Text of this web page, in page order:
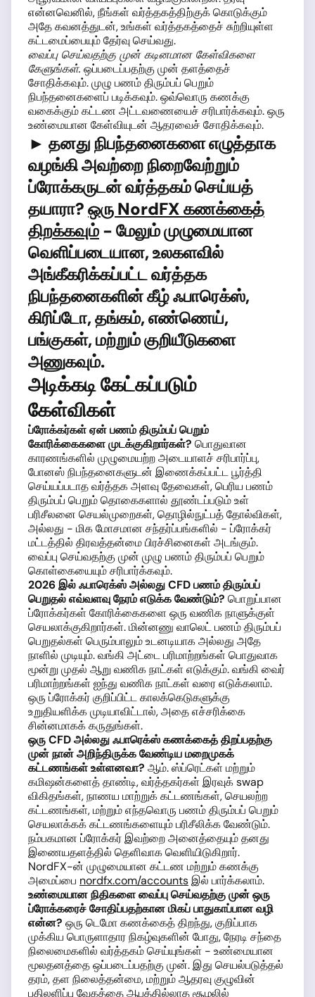
என்னவெனில், நீங்கள் வர்த்தகத்திற்குக் கொடுக்கும்
அதே கவனத்துடன், உங்கள் வர்த்தகத்தைச் சுற்றியுள்ள
கட்டமைப்பையும் தேர்வு செய்வது.
வைப்பு செய்வதற்கு முன் கடினமான கேள்விகளை
கேளுங்கள். ஒப்படைப்பதற்கு முன் தளத்தைச்
சோதிக்கவும். முழு பணம் திரும்பப் பெறும்
நிபந்தனைகளைப் படிக்கவும். ஒவ்வொரு கணக்கு
வகைக்கும் கட்டண அட்டவணையைச் சரிபார்க்கவும். ஒரு
உண்மையான கேள்வியுடன் ஆதரவைச் சோதிக்கவும்.
► தனது நிபந்தனைகளை எழுத்தாக
வழங்கி அவற்றை நிறைவேற்றும்
ப்ரோக்கருடன் வர்த்தகம் செய்யத்
தயாரா?ஒரு NordFX கணக்கைத்
திறக்கவும்- மேலும் முழுமையான
வெளிப்படையான, உலகளவில்
அங்கீகரிக்கப்பட்ட வர்த்தக
நிபந்தனைகளின் கீழ் ஃபாரெக்ஸ்,
கிரிப்டோ, தங்கம், எண்ணெய்,
பங்குகள், மற்றும் குறியீடுகளை
அணுகவும்.
அடிக்கடி கேட்கப்படும்
கேள்விகள்
ப்ரோக்கர்கள் ஏன் பணம் திரும்பப் பெறும்
கோரிக்கைகளை முடக்குகிறார்கள்? பொதுவான
காரணங்களில் முழுமையற்ற அடையாளச் சரிபார்ப்பு,
போனஸ் நிபந்தனைகளுடன் இணைக்கப்பட்ட பூர்த்தி
செய்யப்படாத வர்த்தக அளவு தேவைகள், பெரிய பணம்
திரும்பப் பெறும் தொகைகளால் தூண்டப்படும் உள்
பரிசீலனை செயல்முறைகள், தொழில்நுட்பத் தோல்விகள்,
அல்லது - மிக மோசமான சந்தர்ப்பங்களில் - ப்ரோக்கர்
மட்டத்தில் திரவத்தன்மை பிரச்சினைகள் அடங்கும்.
வைப்பு செய்வதற்கு முன் முழு பணம் திரும்பப் பெறும்
கொள்கையையும் சரிபார்க்கவும்.
2026 இல் ஃபாரெக்ஸ் அல்லது CFD பணம் திரும்பப்
பெறுதல் எவ்வளவு நேரம் எடுக்க வேண்டும்? பொறுப்பான
ப்ரோக்கர்கள் கோரிக்கைகளை ஒரு வணிக நாளுக்குள்
செயலாக்குகிறார்கள். மின்னணு வாலெட் பணம் திரும்பப்
பெறுதல்கள் பெரும்பாலும் உடனடியாக அல்லது அதே
நாளில் முடியும். வங்கி அட்டை பரிமாற்றங்கள் பொதுவாக
மூன்று முதல் ஆறு வணிக நாட்கள் எடுக்கும். வங்கி வைர்
பரிமாற்றங்கள் ஐந்து வணிக நாட்கள் வரை எடுக்கலாம்.
ஒரு ப்ரோக்கர் குறிப்பிட்ட காலக்கெடுகளுக்கு
உறுதியளிக்க முடியாவிட்டால், அதை எச்சரிக்கை
சின்னமாகக் கருதுங்கள்.
ஒரு CFD அல்லது ஃபாரெக்ஸ் கணக்கைத் திறப்பதற்கு
முன் நான் அறிந்திருக்க வேண்டிய மறைமுகக்
கட்டணங்கள் உள்ளனவா? ஆம். ஸ்ப்ரெட்கள் மற்றும்
கமிஷன்களைத் தாண்டி, வர்த்தகர்கள் இரவுக் swap
விகிதங்கள், நாணய மாற்றுக் கட்டணங்கள், செயலற்ற
கட்டணங்கள், மற்றும் எந்தவொரு பணம் திரும்பப் பெறும்
செயலாக்கக் கட்டணங்களையும் பரிசீலிக்க வேண்டும்.
நம்பகமான ப்ரோக்கர் இவற்றை அனைத்தையும் தனது
இணையதளத்தில் தெளிவாக வெளியிடுகிறார்.
NordFX-ன் முழுமையான கட்டண மற்றும் கணக்கு
அமைப்பை nordfx.com/accountsஇல் பார்க்கலாம்.
உண்மையான நிதிகளை வைப்பு செய்வதற்கு முன் ஒரு
ப்ரோக்கரைச் சோதிப்பதற்கான மிகப் பாதுகாப்பான வழி
என்ன? ஒரு டெமோ கணக்கைத் திறந்து, குறிப்பாக
முக்கிய பொருளாதார நிகழ்வுகளின் போது, நேரடி சந்தை
நிலைமைகளில் வர்த்தகம் செய்யுங்கள் - உண்மையான
மூலதனத்தை ஒப்படைப்பதற்கு முன். இது செயல்படுத்தல்
தரம், தள நிலைத்தன்மை, மற்றும் ஆதரவு குழுவின்
பதிலளிப்பு வேகத்தை ஆபத்தில்லாத சூழலில்